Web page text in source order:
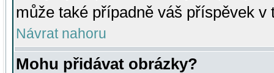
může také případně váš příspěvek v
Návrat nahoru
Mohu přidávat obrázky?